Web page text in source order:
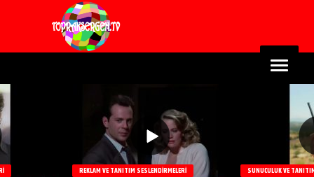
REKLAM VE TANITIM SESLENDIRMELERI SUNUCULUK VE